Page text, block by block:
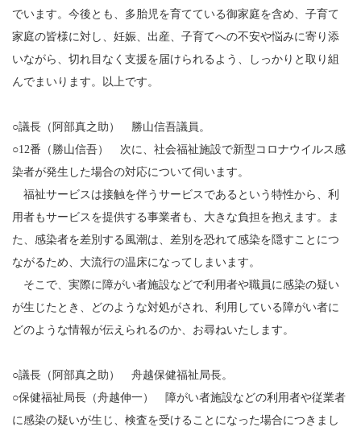
でいます。今後とも、多胎児を育てている御家庭を含め、子育て
家庭の皆様に対し、妊娠、出産、子育てへの不安や悩みに寄り添
いながら、切れ目なく支援を届けられるよう、しっかりと取り組
んでまいります。以上です。
○議長（阿部真之助） 勝山信吾議員。
○12番（勝山信吾） 次に、社会福祉施設で新型コロナウイルス感
染者が発生した場合の対応について伺います。
福祉サービスは接触を伴うサービスであるという特性から、利
用者もサービスを提供する事業者も、大きな負担を抱えます。ま
た、感染者を差別する風潮は、差別を恐れて感染を隠すことにつ
ながるため、大流行の温床になってしまいます。
そこで、実際に障がい者施設などで利用者や職員に感染の疑い
が生じたとき、どのような対処がされ、利用している障がい者に
どのような情報が伝えられるのか、お尋ねいたします。
○議長（阿部真之助） 舟越保健福祉局長。
○保健福祉局長（舟越伸一） 障がい者施設などの利用者や従業者
に感染の疑いが生じ、検査を受けることになった場合につきまし